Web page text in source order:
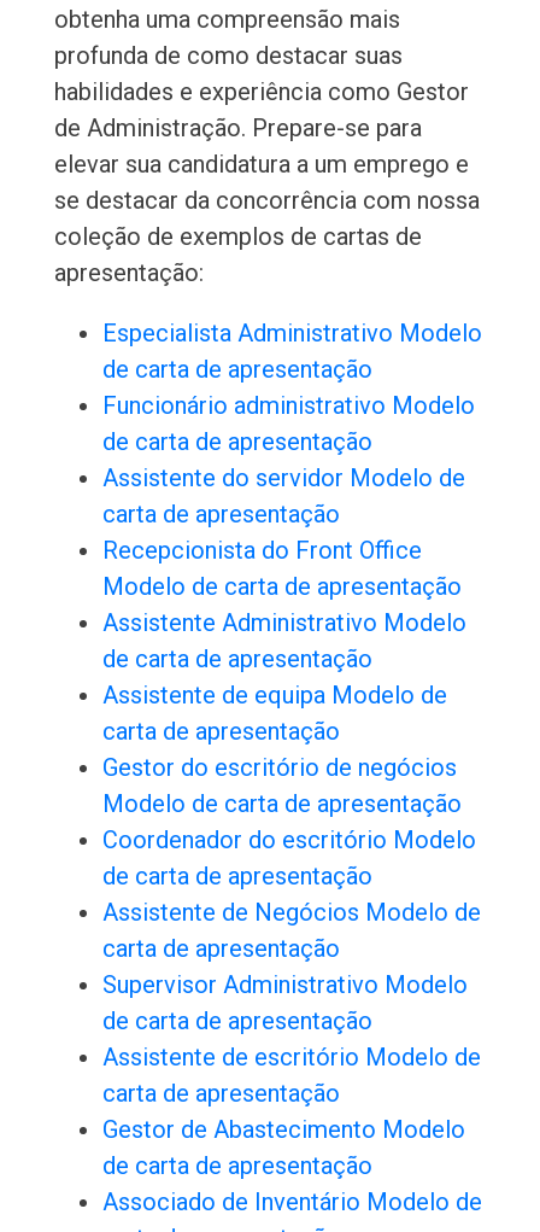
obtenha uma compreensão mais
profunda de como destacar suas
habilidades e experiência como Gestor
de Administração. Prepare-se para
elevar sua candidatura a um emprego e
se destacar da concorrência com nossa
coleção de exemplos de cartas de
apresentação:
Especialista Administrativo Modelo
de carta de apresentação
Funcionário administrativo Modelo
de carta de apresentação
Assistente do servidor Modelo de
carta de apresentação
Recepcionista do Front Office
Modelo de carta de apresentação
Assistente Administrativo Modelo
de carta de apresentação
Assistente de equipa Modelo de
carta de apresentação
Gestor do escritório de negócios
Modelo de carta de apresentação
Coordenador do escritório Modelo
de carta de apresentação
Assistente de Negócios Modelo de
carta de apresentação
Supervisor Administrativo Modelo
de carta de apresentação
Assistente de escritório Modelo de
carta de apresentação
Gestor de Abastecimento Modelo
de carta de apresentação
Associado de Inventário Modelo de